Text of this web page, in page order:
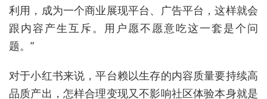
利用，成为一个商业展现平台、广告平台，这样就会
跟内容产生互斥。用户愿不愿意吃这一套是个问
题。”
对于小红书来说，平台赖以生存的内容质量要持续高
品质产出，怎样合理变现又不影响社区体验本身就是